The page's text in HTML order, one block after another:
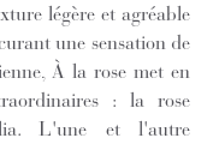
légère et agréable
une sensation de
À la rose met en
: la rose
L'une et l'autre